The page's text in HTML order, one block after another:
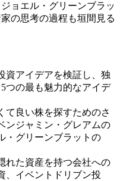
ョエル・グリーンブラッ
の思考の過程も垣間見る
資アイデアを検証し、独
つの最も魅力的なアイデ
て良い株を探すためのさ
ジャミン・グレアムの
・グリーンブラットの
た資産を持つ会社への
、イベントドリブン投